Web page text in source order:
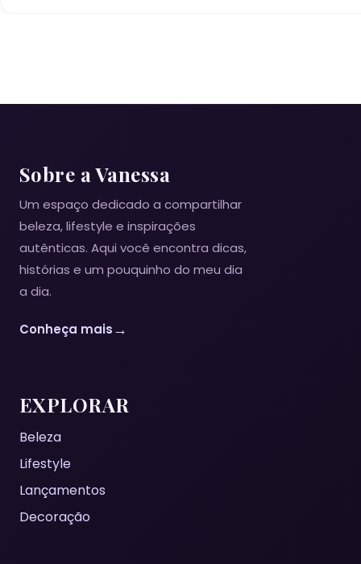
Sobre a Vanessa
Um espaço dedicado a compartilhar
beleza, lifestyle e inspirações
autênticas. Aqui você encontra dicas,
histórias e um pouquinho do meu dia
a dia.
Conheça mais→
EXPLORAR
Beleza
Lifestyle
Lançamentos
Decoração